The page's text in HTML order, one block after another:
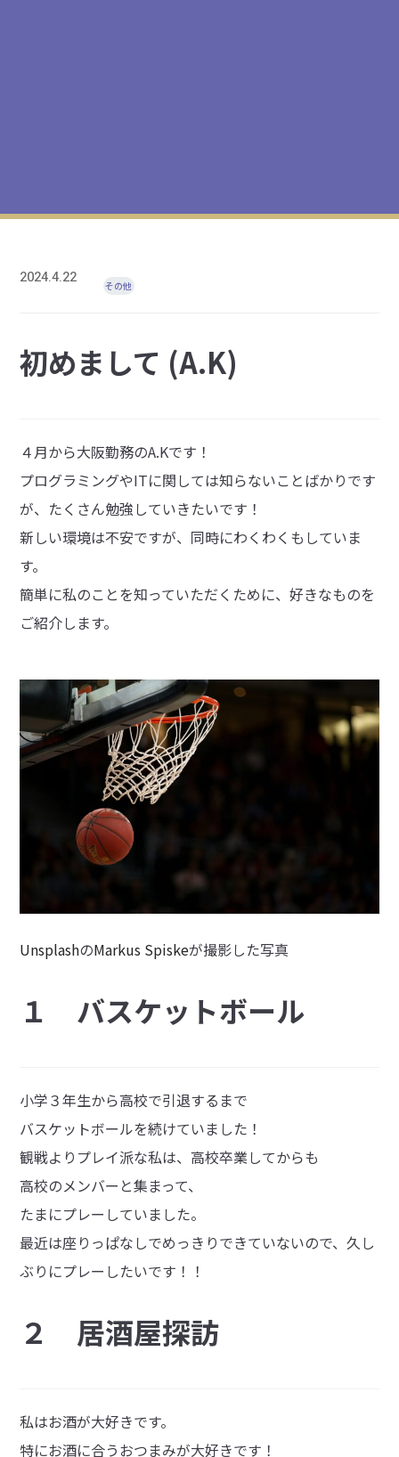
2024.4.22 その他
初めまして (A.K)
４月から大阪勤務のA.Kです！
プログラミングやITに関しては知らないことばかりです
が、たくさん勉強していきたいです！
新しい環境は不安ですが、同時にわくわくもしていま
す。
簡単に私のことを知っていただくために、好きなものを
ご紹介します。
UnsplashのMarkus Spiskeが撮影した写真
１ バスケットボール
小学３年生から高校で引退するまで
バスケットボールを続けていました！
観戦よりプレイ派な私は、高校卒業してからも
高校のメンバーと集まって、
たまにプレーしていました。
最近は座りっぱなしでめっきりできていないので、久し
ぶりにプレーしたいです！！
２ 居酒屋探訪
私はお酒が大好きです。
特にお酒に合うおつまみが大好きです！